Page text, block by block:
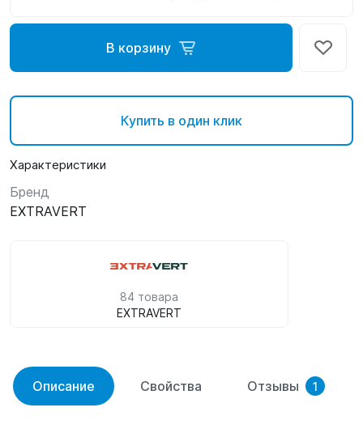
В корзину
Купить в один клик
Характеристики
Бренд
EXTRAVERT
84 товара
EXTRAVERT
Описание Свойства Отзывы 1